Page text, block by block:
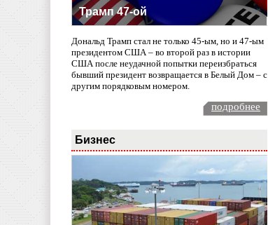
Трамп 47-ой
Дональд Трамп стал не только 45-ым, но и 47-ым
президентом США – во второй раз в истории
США после неудачной попытки переизбраться
бывший президент возвращается в Белый Дом – с
другим порядковым номером.
подробнее
Бизнес